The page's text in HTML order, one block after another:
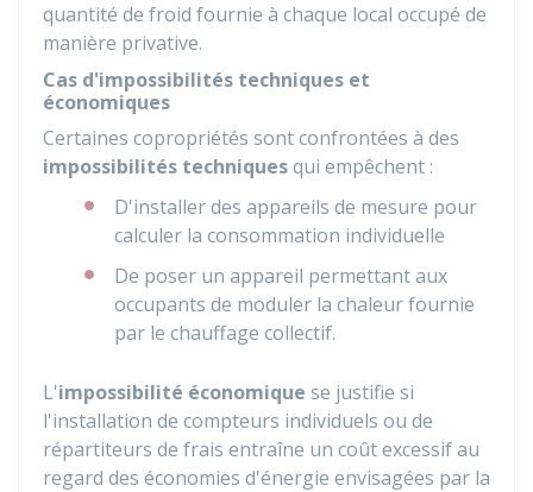
quantité de froid fournie à chaque local occupé de
manière privative.
Cas d'impossibilités techniques et
économiques
Certaines copropriétés sont confrontées à des
impossibilités techniquesqui empêchent :
D'installer des appareils de mesure pour
calculer la consommation individuelle
De poser un appareil permettant aux
occupants de moduler la chaleur fournie
par le chauffage collectif.
L'impossibilité économique se justifie si
l'installation de compteurs individuels ou de
répartiteurs de frais entraîne un coût excessif au
regard des économies d'énergie envisagées par la